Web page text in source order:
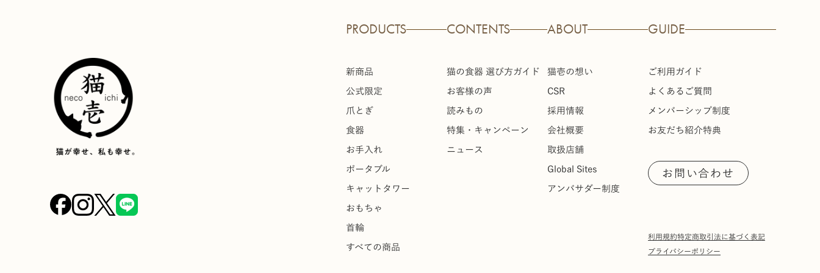
PRODUCTS
新商品
公式限定
爪とぎ
食器
お手入れ
ポータブル
キャットタワー
おもちゃ
首輪
すべての商品
CONTENTS
猫の食器 選び方ガイド
お客様の声
読みもの
特集・キャンペーン
ニュース
ABOUT
猫壱の想い
CSR
採用情報
会社概要
取扱店舗
Global Sites
アンバサダー制度
GUIDE
ご利用ガイド
よくあるご質問
メンバーシップ制度
お友だち紹介特典
お問い合わせ
利用規約特定商取引法に基づく表記
プライバシーポリシー